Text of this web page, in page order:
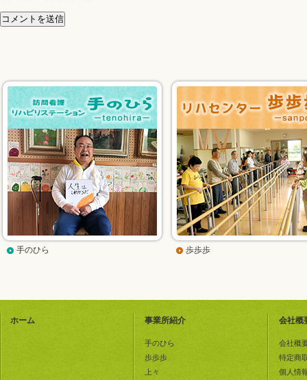
手のひら 歩歩歩
ホーム 事業所紹介
手のひら
歩歩歩
上々
会社概
会社概
特定商
個人情